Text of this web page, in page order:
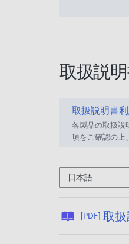
取扱説
取扱説明書
各製品の取扱説
項をご確認の上
日本語
[PDF] 取